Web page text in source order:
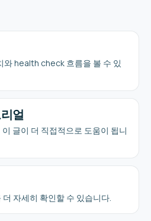
와 health check 흐름을 볼 수 있
얼
글이 더 직접적으로 도움이 됩니
자세히 확인할 수 있습니다.